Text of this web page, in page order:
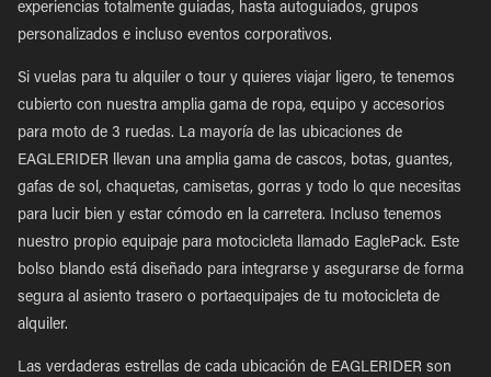
experiencias totalmente guiadas, hasta autoguiados, grupos
personalizados e incluso eventos corporativos.
Si vuelas para tu alquiler o tour y quieres viajar ligero, te tenemos
cubierto con nuestra amplia gama de ropa, equipo y accesorios
para moto de 3 ruedas. La mayoría de las ubicaciones de
EAGLERIDER llevan una amplia gama de cascos, botas, guantes,
gafas de sol, chaquetas, camisetas, gorras y todo lo que necesitas
para lucir bien y estar cómodo en la carretera. Incluso tenemos
nuestro propio equipaje para motocicleta llamado EaglePack. Este
bolso blando está diseñado para integrarse y asegurarse de forma
segura al asiento trasero o portaequipajes de tu motocicleta de
alquiler.
Las verdaderas estrellas de cada ubicación de EAGLERIDER son